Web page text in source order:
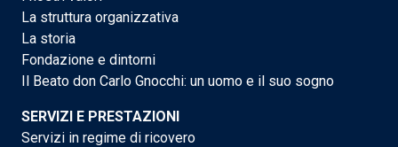
La struttura organizzativa
La storia
Fondazione e dintorni
Il Beato don Carlo Gnocchi: un uomo e il suo sogno
SERVIZI E PRESTAZIONI
Servizi in regime di ricovero